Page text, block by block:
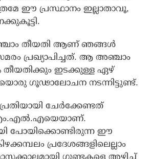
ഈ പ്രസ്ഥാനം ഇല്ലാതാവൂ,
തീയതി ആണ് ഞങ്ങള്‍
പ്രഖ്യാപിച്ചത്. ആ അഞ്ചാം
തീയതിക്കും ഇടക്കുള്ള ഏഴ്
ഗൂഢാലോചന നടന്നിട്ടുണ്ട്.
ചേര്‍ക്കേണ്ടത്
പോയിക്കൊണ്ടിരുന്ന ഈ
പ്രദേശങ്ങളിലെല്ലാം
ഗുണ്ടകളെ അഴിച്ച്